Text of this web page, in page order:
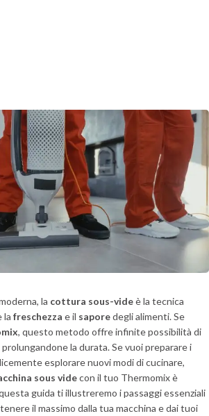
la cottura sous-videè la tecnica
la freschezza e il saporedegli alimenti. Se
, questo metodo offre infinite possibilità di
la durata. Se vuoi preparare i
esplorare nuovi modi di cucinare,
sous videcon il tuo Thermomix è
guida ti illustreremo i passaggi essenziali
il massimo dalla tua macchina e dai tuoi